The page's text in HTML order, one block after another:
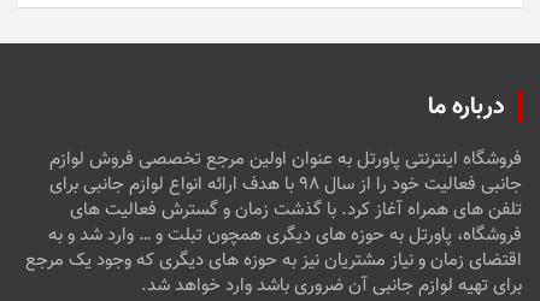
درباره ما
فروشگاه اینترنتی پاورتل به عنوان اولین مرجع تخصصی فروش لوازم
جانبی فعالیت خود را از سال ۹۸ با هدف ارائه انواع لوازم جانبی برای
تلفن های همراه آغاز کرد. با گذشت زمان و گسترش فعالیت های
فروشگاه، پاورتل به حوزه های دیگری همچون تبلت و … وارد شد و به
اقتضای زمان و نیاز مشتریان نیز به حوزه های دیگری که وجود یک مرجع
برای تهیه لوازم جانبی آن ضروری باشد وارد خواهد شد.